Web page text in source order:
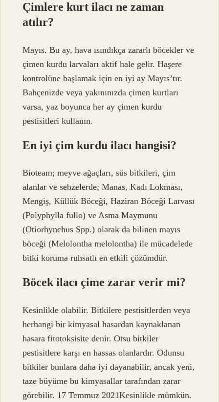
Çimlere kurt ilacı ne zaman
atılır?
Mayıs. Bu ay, hava ısındıkça zararlı böcekler ve
çimen kurdu larvaları aktif hale gelir. Haşere
kontrolüne başlamak için en iyi ay Mayıs’tır.
Bahçenizde veya yakınınızda çimen kurtları
varsa, yaz boyunca her ay çimen kurdu
pestisitleri kullanın.
En iyi çim kurdu ilacı hangisi?
Bioteam; meyve ağaçları, süs bitkileri, çim
alanlar ve sebzelerde; Manas, Kadı Lokması,
Mengiş, Küllük Böceği, Haziran Böceği Larvası
(Polyphylla fullo) ve Asma Maymunu
(Otiorhynchus Spp.) olarak da bilinen mayıs
böceği (Melolontha melolontha) ile mücadelede
bitki koruma ruhsatlı en etkili çözümdür.
Böcek ilacı çime zarar verir mi?
Kesinlikle olabilir. Bitkilere pestisitlerden veya
herhangi bir kimyasal hasardan kaynaklanan
hasara fitotoksisite denir. Otsu bitkiler
pestisitlere karşı en hassas olanlardır. Odunsu
bitkiler bunlara daha iyi dayanabilir, ancak yeni,
taze büyüme bu kimyasallar tarafından zarar
görebilir. 17 Temmuz 2021Kesinlikle mümkün.